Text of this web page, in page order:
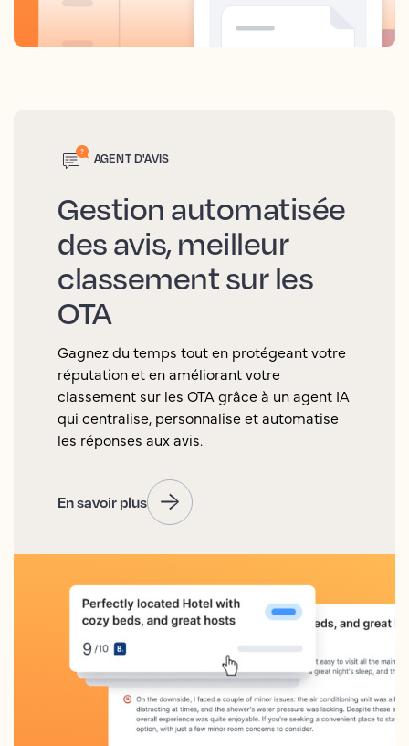
AGENT D'AVIS
Gestion automatisée
des avis, meilleur
classement sur les
OTA
Gagnez du temps tout en protégeant votre
réputation et en améliorant votre
classement sur les OTA grâce à un agent IA
qui centralise, personnalise et automatise
les réponses aux avis.
En savoir plus